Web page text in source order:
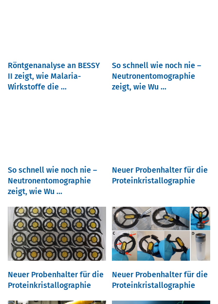
Röntgenanalyse an BESSY
II zeigt, wie Malaria-
Wirkstoffe die ...
So schnell wie noch nie –
Neutronentomographie
zeigt, wie Wu ...
So schnell wie noch nie –
Neutronentomographie
zeigt, wie Wu ...
Neuer Probenhalter für die
Proteinkristallographie
Neuer Probenhalter für die
Proteinkristallographie
Neuer Probenhalter für die
Proteinkristallographie